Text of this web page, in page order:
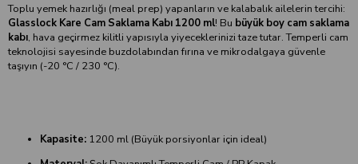
Toplu yemek hazırlığı (meal prep) yapanların ve kalabalık ailelerin tercihi:
Glasslock Kare Cam Saklama Kabı 1200 ml! Bu büyük boy cam saklama
kabı, hava geçirmez kilitli yapısıyla yiyeceklerinizi taze tutar. Temperli cam
teknolojisi sayesinde buzdolabından fırına ve mikrodalgaya güvenle
taşıyın (-20 °C / 230 °C).
Kapasite: 1200 ml (Büyük porsiyonlar için ideal)